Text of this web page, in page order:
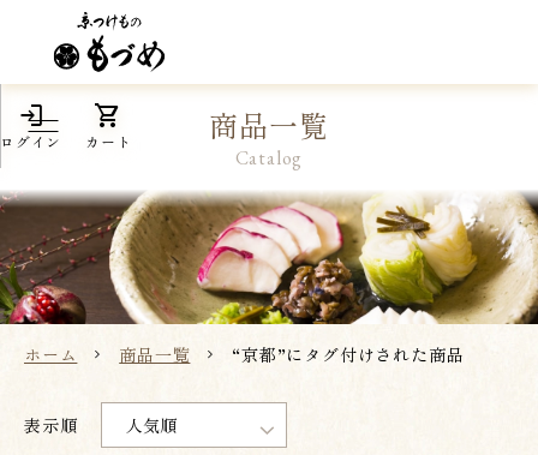
login
ログイン
shopping_cart
カート 商品一覧
Catalog
ホーム 商品一覧 “京都”にタグ付けされた商品